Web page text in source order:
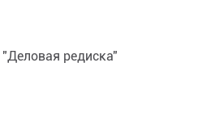
редиска"